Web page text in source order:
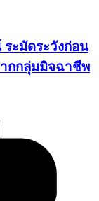
ะมัดระวังก่อน
ากกลุ่มมิจฉาชีพ